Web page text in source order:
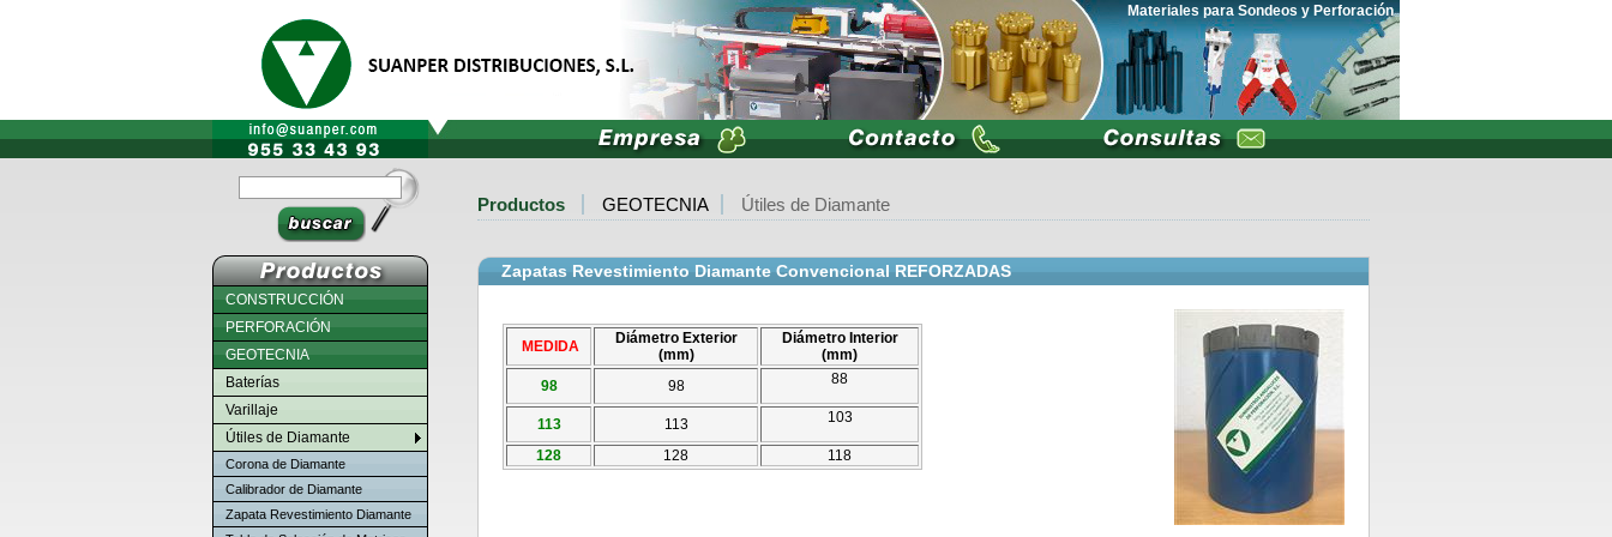
Materiales para Sondeos y Perforación
Productos GEOTECNIA Útiles de Diamante
Zapatas Revestimiento Diamante Convencional REFORZADAS
MEDIDA
Diámetro Exterior
(mm)
Diámetro Interior
(mm)
98
98 88
113 113 103
128 128 118
CONSTRUCCIÓN
PERFORACIÓN
GEOTECNIA
Baterías
Varillaje
Útiles de Diamante
Corona de Diamante
Calibrador de Diamante
Zapata Revestimiento Diamante